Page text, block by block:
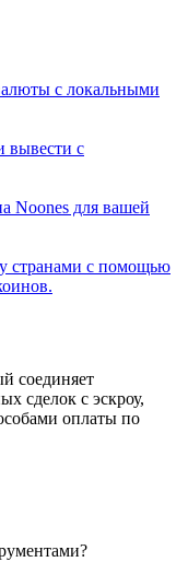
с локальными
вывести с
Noones для вашей
странами с помощью
соединяет
сделок с эскроу,
оплаты по